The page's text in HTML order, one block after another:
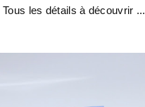
les détails à découvrir ...